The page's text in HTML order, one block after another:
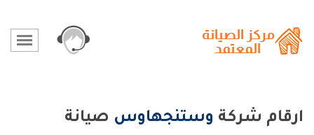
ارقام شركة وستنجهاوس صيانة